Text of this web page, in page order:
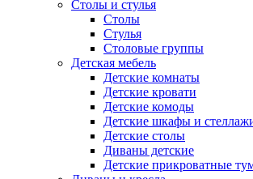
Столы и стулья
Столы
Стулья
Столовые группы
Детская мебель
Детские комнаты
Детские кровати
Детские комоды
Детские шкафы и
Детские столы
Диваны детские
Детские прикроватные